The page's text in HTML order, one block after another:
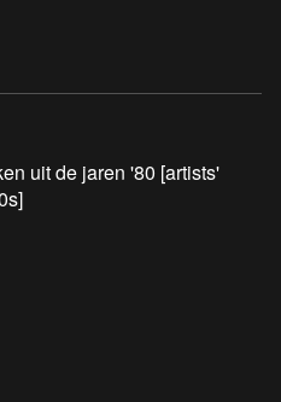
uit de jaren '80 [artists'